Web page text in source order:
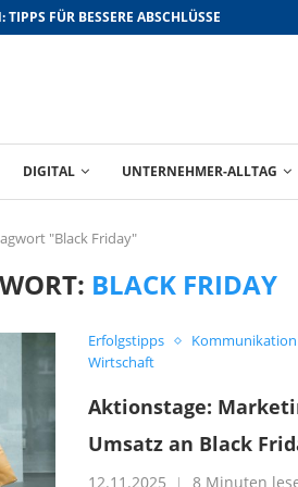
FÜR BESSERE ABSCHLÜSSE
DIGITAL UNTERNEHMER-ALLTAG
"Black Friday"
BLACK FRIDAY
Erfolgstipps Kommunikation
Wirtschaft
Aktionstage:
Umsatz an Black
12.11.2025 8 Minuten